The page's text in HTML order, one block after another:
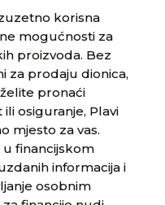
korisna
mogućnosti za
proizvoda. Bez
za prodaju dionica,
pronaći
osiguranje, Plavi
mjesto za vas.
u financijskom
informacija i
osobnim